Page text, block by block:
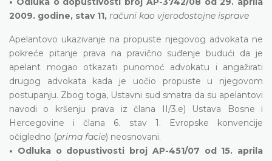
2009. godine, stav 11, računi kao vjerodostojne isprave
Apelantovo ukazivanje na propuste njegovog advokata ne
pokreće pitanje prava na pravično suđenje budući da je
apelant mogao otkazati punomoć advokatu i angažirati
drugog advokata kada je uočio propuste u njegovom
postupanju. Zbog toga, Ustavni sud smatra da su apelantovi
navodi o kršenju prava iz člana II/3.e) Ustava Bosne i
Hercegovine i člana 6. stav 1. Evropske konvencije
očigledno (prima facie) neosnovani.
• Odluka o dopustivosti broj AP-451/07 od 15. aprila